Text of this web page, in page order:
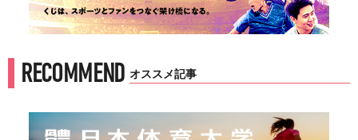
RECOMMEND オススメ記事